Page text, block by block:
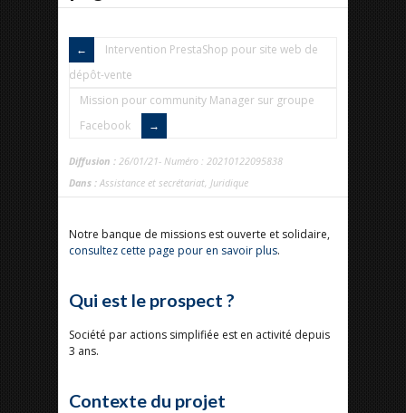
Intervention PrestaShop pour site web de
dépôt-vente
Mission pour community Manager sur groupe
Facebook
Diffusion : 26/01/21- Numéro : 20210122095838
Dans : Assistance et secrétariat, Juridique
Notre banque de missions est ouverte et solidaire,
consultez cette page pour en savoir plus.
Qui est le prospect ?
Société par actions simplifiée est en activité depuis
3 ans.
Contexte du projet